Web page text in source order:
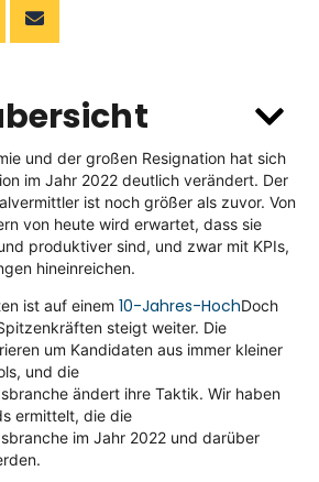
und der großen Resignation hat sich
im Jahr 2022 deutlich verändert. Der
ist noch größer als zuvor. Von
von heute wird erwartet, dass sie
produktiver sind, und zwar mit KPIs,
hineinreichen.
ist auf einem 10-Jahres-HochDoch
steigt weiter. Die
um Kandidaten aus immer kleiner
und die
ändert ihre Taktik. Wir haben
ermittelt, die die
im Jahr 2022 und darüber